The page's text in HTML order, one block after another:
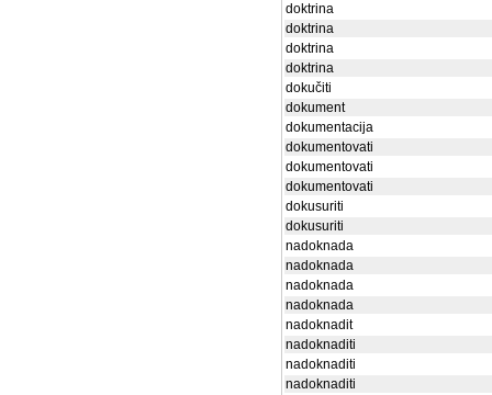
doktrina
doktrina
doktrina
doktrina
dokučiti
dokument
dokumentacija
dokumentovati
dokumentovati
dokumentovati
dokusuriti
dokusuriti
nadoknada
nadoknada
nadoknada
nadoknada
nadoknadit
nadoknaditi
nadoknaditi
nadoknaditi